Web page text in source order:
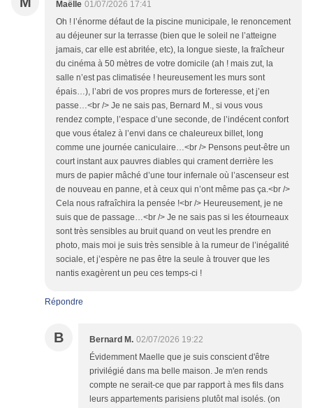
Maëlle 01/07/2026 17:41
Oh ! l’énorme défaut de la piscine municipale, le renoncement
au déjeuner sur la terrasse (bien que le soleil ne l’atteigne
jamais, car elle est abritée, etc), la longue sieste, la fraîcheur
du cinéma à 50 mètres de votre domicile (ah ! mais zut, la
salle n’est pas climatisée ! heureusement les murs sont
épais…), l’abri de vos propres murs de forteresse, et j’en
passe…<br /> Je ne sais pas, Bernard M., si vous vous
rendez compte, l’espace d’une seconde, de l’indécent confort
que vous étalez à l’envi dans ce chaleureux billet, long
comme une journée caniculaire…<br /> Pensons peut-être un
court instant aux pauvres diables qui crament derrière les
murs de papier mâché d’une tour infernale où l’ascenseur est
de nouveau en panne, et à ceux qui n’ont même pas ça.<br />
Cela nous rafraîchira la pensée !<br /> Heureusement, je ne
suis que de passage…<br /> Je ne sais pas si les étourneaux
sont très sensibles au bruit quand on veut les prendre en
photo, mais moi je suis très sensible à la rumeur de l’inégalité
sociale, et j’espère ne pas être la seule à trouver que les
nantis exagèrent un peu ces temps-ci !
Répondre
B Bernard M. 02/07/2026 19:22
Évidemment Maelle que je suis conscient d'être
privilégié dans ma belle maison. Je m'en rends
compte ne serait-ce que par rapport à mes fils dans
leurs appartements parisiens plutôt mal isolés. (on